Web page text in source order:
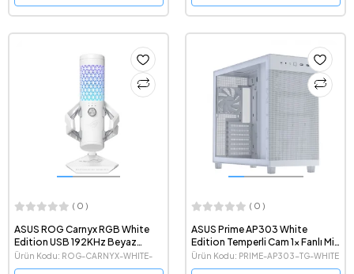
( 0 )
ASUS ROG Carnyx RGB White
Edition USB 192KHz Beyaz
Gaming Mikrofon
Ürün Kodu: ROG-CARNYX-WHITE-
EDITION
( 0 )
ASUS Prime AP303 White
Edition Temperli Cam 1x Fanlı Mid
Tower ATX Kompakt Beyaz
Gaming Kasa
Ürün Kodu: PRIME-AP303-TG-WHITE